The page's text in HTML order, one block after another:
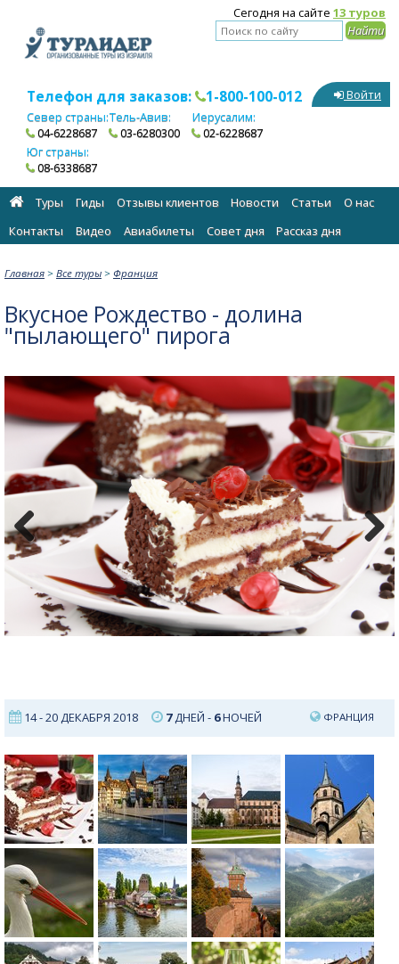
Сегодня на сайте 13 туров
Телефон для заказов: 1-800-100-012
Север страны:
04-6228687
Тель-Авив:
03-6280300
Иерусалим:
02-6228687
Юг страны:
08-6338687
Войти
Туры Гиды Отзывы клиентов Новости Статьи
О нас
Контакты
Видео Авиабилеты Cовет дня Рассказ дня
Главная > Все туры > Франция
Вкусное Рождество - долина
"пылающего" пирога
Previous Next
14 - 20 ДЕКАБРЯ 2018 7ДНЕЙ - 6НОЧЕЙ ФРАНЦИЯ